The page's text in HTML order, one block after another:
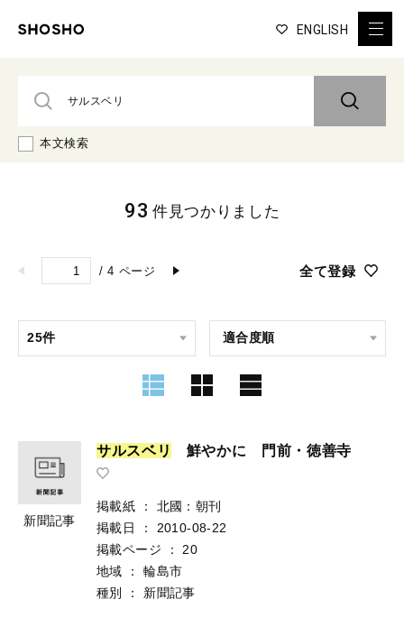
ENGLISH
本文検索
/ 4 ページ 全て登録
93 件見つかりました
新聞記事
サルスベリ 鮮やかに 門前・徳善寺
掲載紙 ：
北國：朝刊
掲載日
：
2010-08-22
掲載ページ
：
20
地域
：
輪島市
種別
： 新聞記事